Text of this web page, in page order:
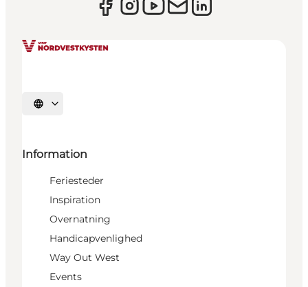
Vælg sprog
Information
Feriesteder
Inspiration
Overnatning
Handicapvenlighed
Way Out West
Events